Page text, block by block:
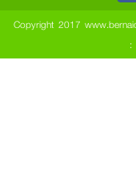
Copyright 2017
: